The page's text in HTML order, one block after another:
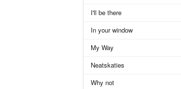
I'll be there
In your window
My Way
Neatskaties
Why not